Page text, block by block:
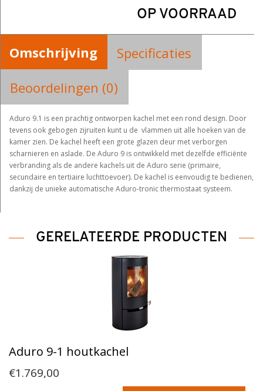
OP VOORRAAD
Omschrijving
Specificaties
Beoordelingen (0)
Aduro 9.1 is een prachtig ontworpen kachel met een rond design. Door
tevens ook gebogen zijruiten kunt u de vlammen uit alle hoeken van de
kamer zien. De kachel heeft een grote glazen deur met verborgen
scharnieren en aslade. De Aduro 9 is ontwikkeld met dezelfde efficiënte
verbranding als de andere kachels uit de Aduro serie (primaire,
secundaire en tertiaire luchttoevoer). De kachel is eenvoudig te bedienen,
dankzij de unieke automatische Aduro-tronic thermostaat systeem.
GERELATEERDE PRODUCTEN
Aduro 9-1 houtkachel
€1.769,00